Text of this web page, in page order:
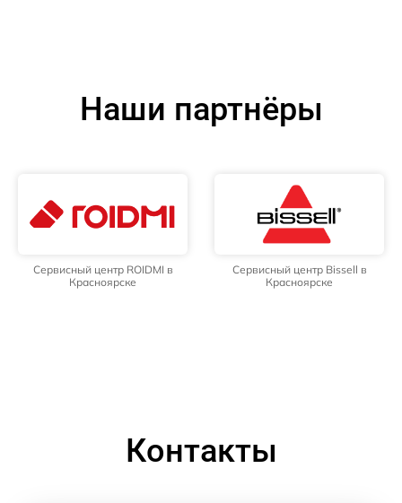
Наши партнёры
Сервисный центр ROIDMI в
Красноярске
Сервисный центр Bissell в
Красноярске
Контакты